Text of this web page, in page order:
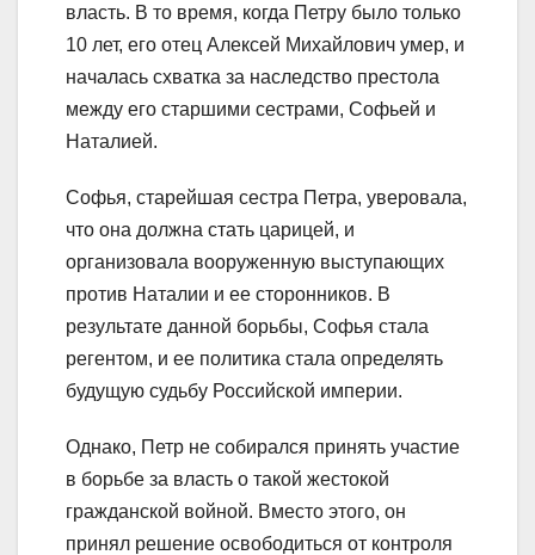
власть. В то время, когда Петру было только
10 лет, его отец Алексей Михайлович умер, и
началась схватка за наследство престола
между его старшими сестрами, Софьей и
Наталией.
Софья, старейшая сестра Петра, уверовала,
что она должна стать царицей, и
организовала вооруженную выступающих
против Наталии и ее сторонников. В
результате данной борьбы, Софья стала
регентом, и ее политика стала определять
будущую судьбу Российской империи.
Однако, Петр не собирался принять участие
в борьбе за власть о такой жестокой
гражданской войной. Вместо этого, он
принял решение освободиться от контроля